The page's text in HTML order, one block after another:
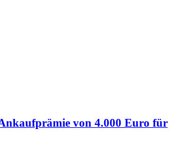
von 4.000 Euro für